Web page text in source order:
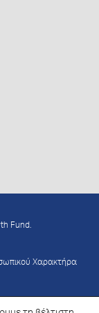
Fund.
Χαρακτήρα